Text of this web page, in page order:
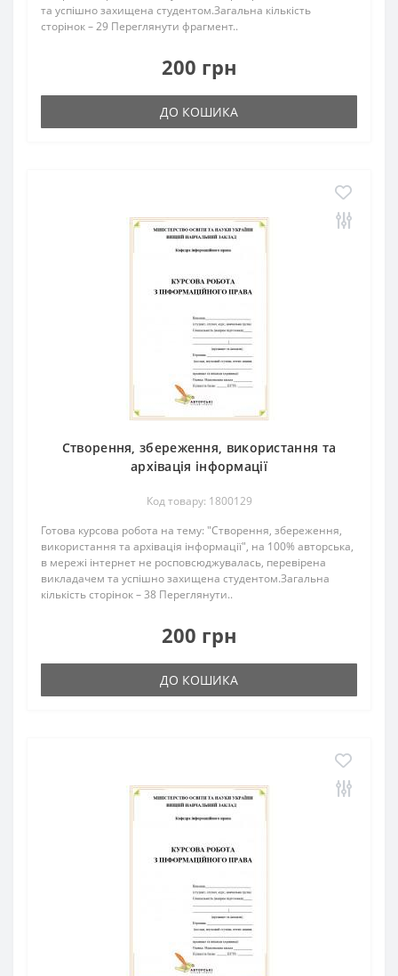
та успішно захищена студентом.Загальна кількість
сторінок – 29 Переглянути фрагмент..
200 грн
ДО КОШИКА
Створення, збереження, використання та
архівація інформації
Код товару: 1800129
Готова курсова робота на тему: "Створення, збереження,
використання та архівація інформації", на 100% авторська,
в мережі інтернет не росповсюджувалась, перевірена
викладачем та успішно захищена студентом.Загальна
кількість сторінок – 38 Переглянути..
200 грн
ДО КОШИКА